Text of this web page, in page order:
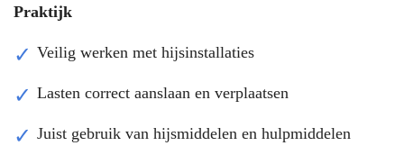
Praktijk
Veilig werken met hijsinstallaties
Lasten correct aanslaan en verplaatsen
Juist gebruik van hijsmiddelen en hulpmiddelen